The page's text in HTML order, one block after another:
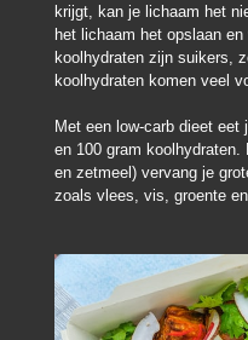
krijgt, kan je lichaam het
het lichaam het opslaan
koolhydraten zijn suikers,
koolhydraten komen veel
Met een low-carb dieet eet
en 100 gram
en zetmeel) vervang je
zoals vlees, vis, groente